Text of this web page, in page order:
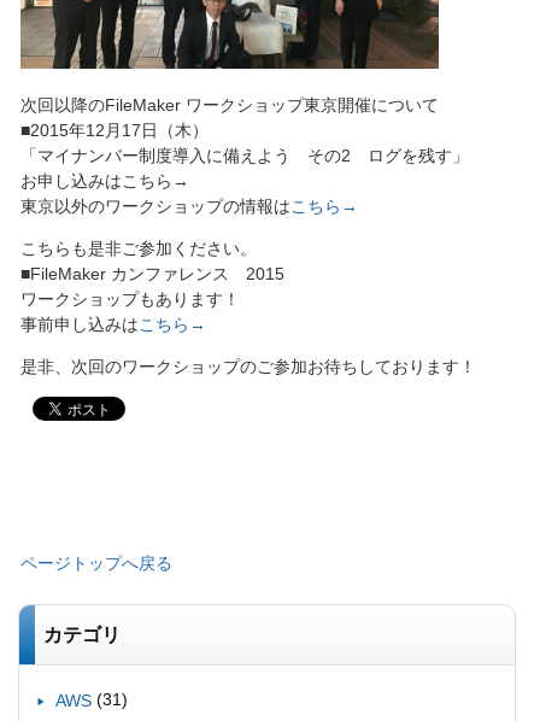
次回以降のFileMaker ワークショップ東京開催について
■2015年12月17日（木）
「マイナンバー制度導入に備えよう その2 ログを残す」
お申し込みはこちら→
東京以外のワークショップの情報はこちら→
こちらも是非ご参加ください。
■FileMaker カンファレンス 2015
ワークショップもあります！
事前申し込みはこちら→
是非、次回のワークショップのご参加お待ちしております！
ページトップへ戻る
カテゴリ
AWS (31)